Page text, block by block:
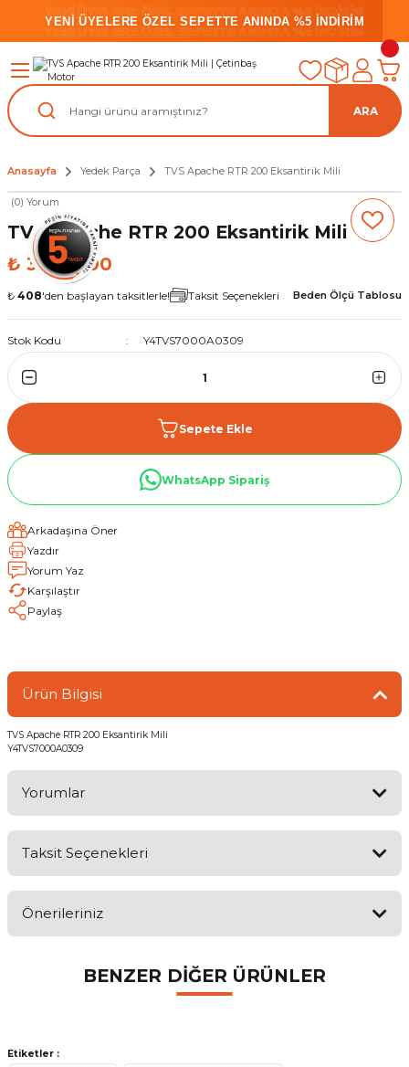
YENİ ÜYELERE ÖZEL SEPETTE ANINDA %5 İNDİRİM
YENİ ÜYELERE ÖZEL SEPETTE ANINDA %5 İNDİRİM
YENİ ÜYELERE ÖZEL SEPETTE ANINDA %5 İNDİRİM
ARA
Anasayfa Yedek Parça TVS Apache RTR 200 Eksantirik Mili
(0) Yorum
TVS Apache RTR 200 Eksantirik Mili
₺ 3.000,00
₺ 408'den başlayan taksitlerle! Taksit Seçenekleri Beden Ölçü Tablosu
Stok Kodu Y4TVS7000A0309
Sepete Ekle
WhatsApp Sipariş
Arkadaşına Öner
Yazdır
Yorum Yaz
Karşılaştır
Paylaş
Ürün Bilgisi
TVS Apache RTR 200 Eksantirik Mili
Y4TVS7000A0309
Yorumlar
Taksit Seçenekleri
Önerileriniz
konularda yetersiz gördüğünüz noktaları öneri formunu kullanarak
Ürün resmi kalitesiz, bozuk veya görüntülenemiyor.
BENZER DİĞER ÜRÜNLER
Etiketler :